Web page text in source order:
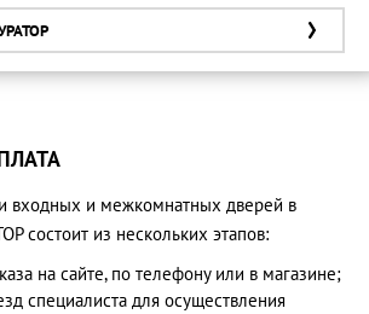
входных и межкомнатных дверей в
состоит из нескольких этапов:
на сайте, по телефону или в магазине;
специалиста для осуществления